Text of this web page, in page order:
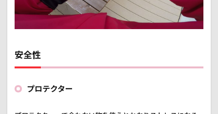
安全性
プロテクター